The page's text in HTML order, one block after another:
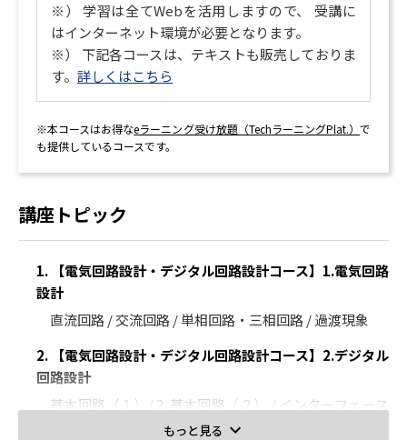
※） 学習は全てWebを活用しますので、 受講に
はインターネット環境が必要となります。
※） 下記各コースは、テキストも販売しておりま
す。 詳しくはこちら
※本コースはお得なeラーニング受け放題（TechラーニングPlat.）で
も提供しているコースです。
講座トピック
1. 【電気回路設計・デジタル回路設計コース】1.電気回路
設計
直流回路 / 交流回路 / 単相回路・三相回路 / 過渡現象
2. 【電気回路設計・デジタル回路設計コース】2.デジタル
回路設計
基本回路（１）/ 2. 基本回路（２） / インターフェース
回路 / デジタル回路設計手順
もっと見る